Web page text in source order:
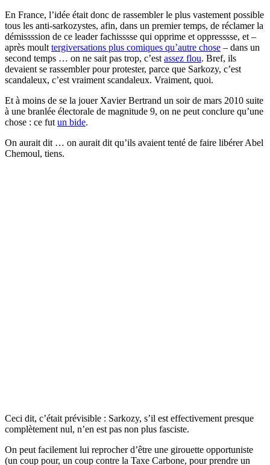
En France, l’idée était donc de rassembler le plus vastement possible
tous les anti-sarkozystes, afin, dans un premier temps, de réclamer la
démissssion de ce leader fachisssse qui opprime et oppresssse, et –
après moult tergiversations plus comiques qu’autre chose – dans un
second temps … on ne sait pas trop, c’est assez flou. Bref, ils
devaient se rassembler pour protester, parce que Sarkozy, c’est
scandaleux, c’est vraiment scandaleux. Vraiment, quoi.
Et à moins de se la jouer Xavier Bertrand un soir de mars 2010 suite
à une branlée électorale de magnitude 9, on ne peut conclure qu’une
chose : ce fut un bide.
On aurait dit … on aurait dit qu’ils avaient tenté de faire libérer Abel
Chemoul, tiens.
Ceci dit, c’était prévisible : Sarkozy, s’il est effectivement presque
complètement nul, n’en est pas non plus fasciste.
On peut facilement lui reprocher d’être une girouette opportuniste
(un coup pour, un coup contre la Taxe Carbone, pour prendre un